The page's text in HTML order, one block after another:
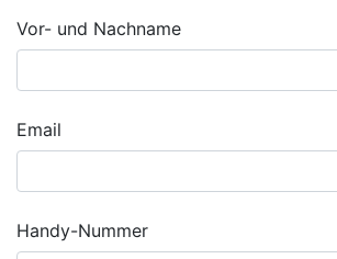
Vor- und Nachname
Email
Handy-Nummer